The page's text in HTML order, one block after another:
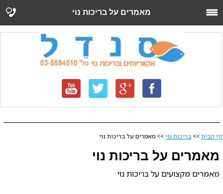
מאמרים על בריכות נוי
דף הבית>> בריכות נוי>> מאמרים על בריכות נוי
מאמרים על בריכות נוי
מאמרים מקצועים על בריכות נוי